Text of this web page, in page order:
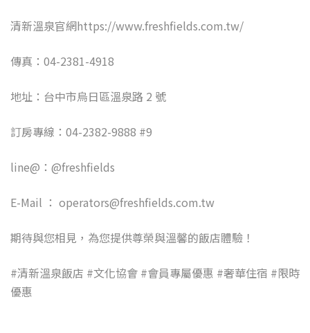
清新溫泉官網https://www.freshfields.com.tw/
傳真： 04-2381-4918
地址：台中市烏日區溫泉路 2 號
訂房專線： 04-2382-9888 #9
line@ ： @freshfields
E-Mail ： operators@freshfields.com.tw
期待與您相見，為您提供尊榮與溫馨的飯店體驗！
#清新溫泉飯店 #文化協會 #會員專屬優惠 #奢華住宿 #限時
優惠